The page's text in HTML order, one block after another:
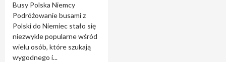
Busy Polska Niemcy
Podróżowanie busami z
Polski do Niemiec stało się
niezwykle popularne wśród
wielu osób, które szukają
wygodnego i...